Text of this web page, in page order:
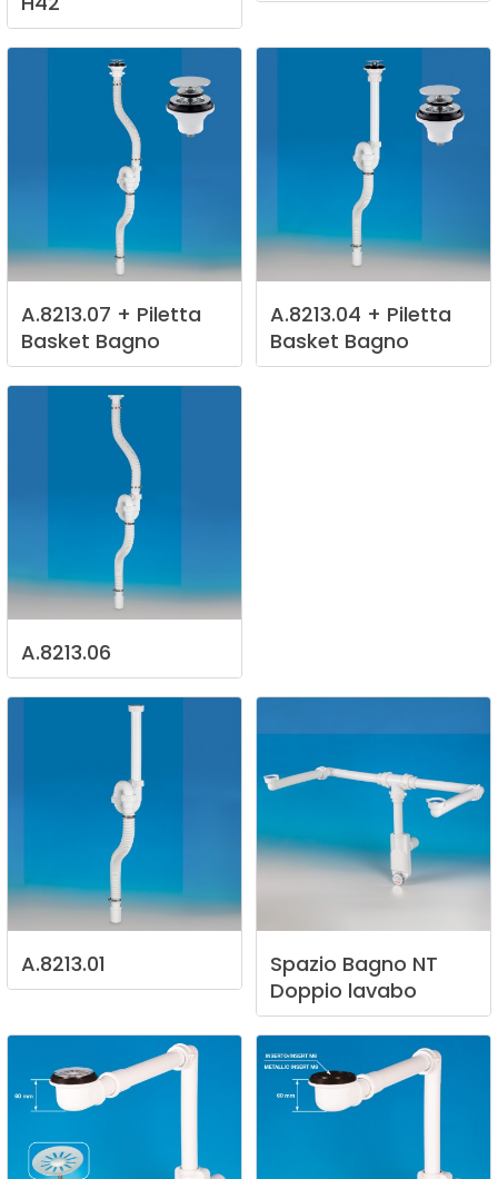
A.8213.07 + Piletta
Basket Bagno
A.8213.04 + Piletta
Basket Bagno
A.8213.06
A.8213.01 Spazio Bagno NT
Doppio lavabo